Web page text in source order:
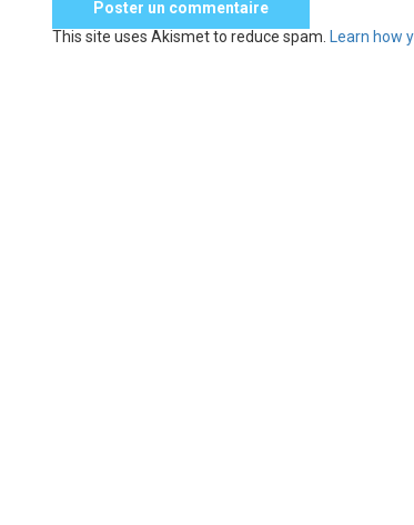
This site uses Akismet to reduce spam. Learn how